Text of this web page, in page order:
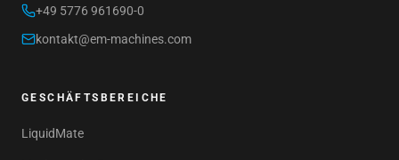
+49 5776 961690-0
kontakt@em-machines.com
GESCHÄFTSBEREICHE
LiquidMate